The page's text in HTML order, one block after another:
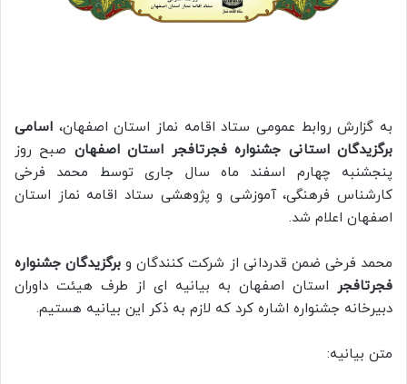
به گزارش روابط عمومی ستاد اقامه نماز استان اصفهان، اسامی
برگزیدگان استانی جشنواره فجرتافجر استان اصفهان صبح روز
پنجشنبه چهارم اسفند ماه سال جاری توسط محمد فرخی
کارشناس فرهنگی، آموزشی و پژوهشی ستاد اقامه نماز استان
اصفهان اعلام شد.
محمد فرخی ضمن قدردانی از شرکت کنندگان و برگزیدگان جشنواره
فجرتافجر استان اصفهان به بیانیه ای از طرف هیئت داوران
دبیرخانه جشنواره اشاره کرد که لازم به ذکر این بیانیه هستیم.
متن بیانیه: